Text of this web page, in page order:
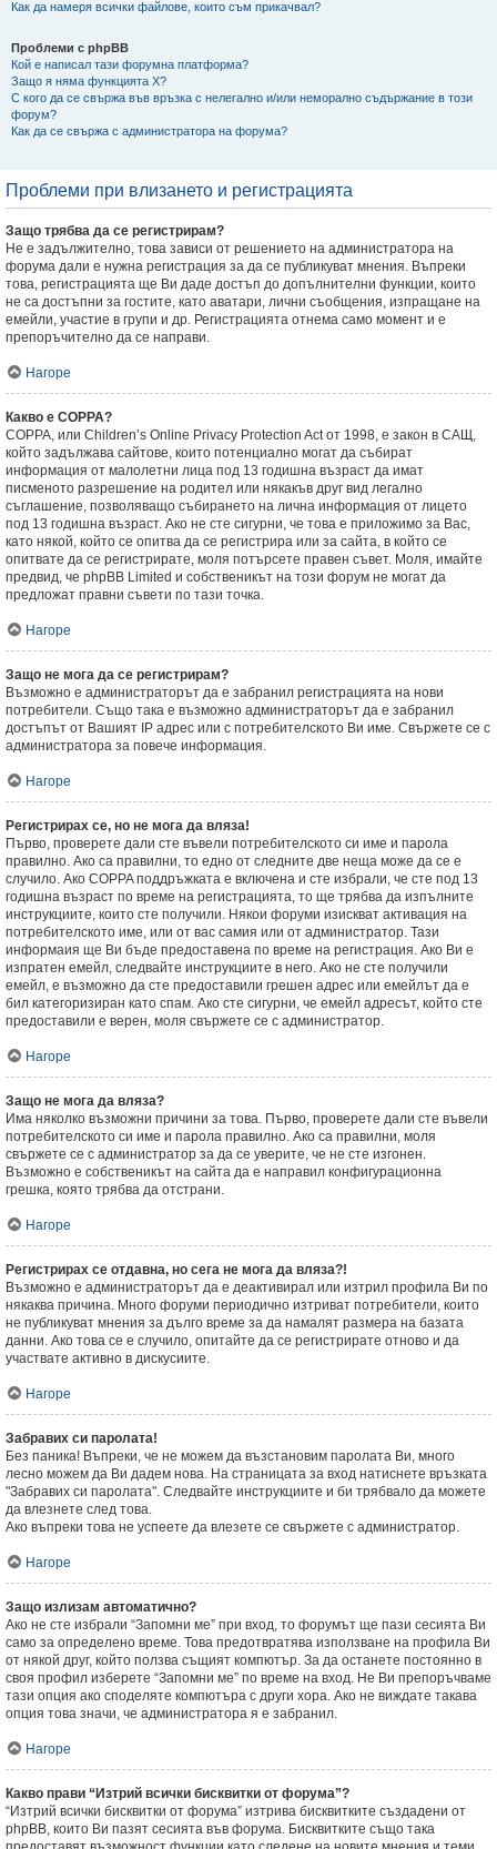
Как да намеря всички файлове, които съм прикачвал?
Проблеми с phpBB
Кой е написал тази форумна платформа?
Защо я няма функцията X?
С кого да се свържа във връзка с нелегално и/или неморално съдържание в този
форум?
Как да се свържа с администратора на форума?
Проблеми при влизането и регистрацията
Защо трябва да се регистрирам?
Не е задължително, това зависи от решението на администратора на
форума дали е нужна регистрация за да се публикуват мнения. Въпреки
това, регистрацията ще Ви даде достъп до допълнителни функции, които
не са достъпни за гостите, като аватари, лични съобщения, изпращане на
емейли, участие в групи и др. Регистрацията отнема само момент и е
препоръчително да се направи.
Нагоре
Какво е COPPA?
COPPA, или Children’s Online Privacy Protection Act от 1998, е закон в САЩ,
който задължава сайтове, които потенциално могат да събират
информация от малолетни лица под 13 годишна възраст да имат
писменото разрешение на родител или някакъв друг вид легално
съглашение, позволяващо събирането на лична информация от лицето
под 13 годишна възраст. Ако не сте сигурни, че това е приложимо за Вас,
като някой, който се опитва да се регистрира или за сайта, в който се
опитвате да се регистрирате, моля потърсете правен съвет. Моля, имайте
предвид, че phpBB Limited и собственикът на този форум не могат да
предложат правни съвети по тази точка.
Нагоре
Защо не мога да се регистрирам?
Възможно е администраторът да е забранил регистрацията на нови
потребители. Също така е възможно администраторът да е забранил
достъпът от Вашият IP адрес или с потребителското Ви име. Свържете се с
администратора за повече информация.
Нагоре
Регистрирах се, но не мога да вляза!
Първо, проверете дали сте въвели потребителското си име и парола
правилно. Ако са правилни, то едно от следните две неща може да се е
случило. Ако COPPA поддръжката е включена и сте избрали, че сте под 13
годишна възраст по време на регистрацията, то ще трябва да изпълните
инструкциите, които сте получили. Някои форуми изискват активация на
потребителското име, или от вас самия или от администратор. Тази
информаия ще Ви бъде предоставена по време на регистрация. Ако Ви е
изпратен емейл, следвайте инструкциите в него. Ако не сте получили
емейл, е възможно да сте предоставили грешен адрес или емейлът да е
бил категоризиран като спам. Ако сте сигурни, че емейл адресът, който сте
предоставили е верен, моля свържете се с администратор.
Нагоре
Защо не мога да вляза?
Има няколко възможни причини за това. Първо, проверете дали сте въвели
потребителското си име и парола правилно. Ако са правилни, моля
свържете се с администратор за да се уверите, че не сте изгонен.
Възможно е собственикът на сайта да е направил конфигурационна
грешка, която трябва да отстрани.
Нагоре
Регистрирах се отдавна, но сега не мога да вляза?!
Възможно е администраторът да е деактивирал или изтрил профила Ви по
някаква причина. Много форуми периодично изтриват потребители, които
не публикуват мнения за дълго време за да намалят размера на базата
данни. Ако това се е случило, опитайте да се регистрирате отново и да
участвате активно в дискусиите.
Нагоре
Забравих си паролата!
Без паника! Въпреки, че не можем да възстановим паролата Ви, много
лесно можем да Ви дадем нова. На страницата за вход натиснете връзката
"Забравих си паролата". Следвайте инструкциите и би трябвало да можете
да влезнете след това.
Ако въпреки това не успеете да влезете се свържете с администратор.
Нагоре
Защо излизам автоматично?
Ако не сте избрали “Запомни ме” при вход, то форумът ще пази сесията Ви
само за определено време. Това предотвратява използване на профила Ви
от някой друг, който ползва същият компютър. За да останете постоянно в
своя профил изберете “Запомни ме” по време на вход. Не Ви препоръчваме
тази опция ако споделяте компютъра с други хора. Ако не виждате такава
опция това значи, че администратора я е забранил.
Нагоре
Какво прави “Изтрий всички бисквитки от форума”?
“Изтрий всички бисквитки от форума” изтрива бисквитките създадени от
phpBB, които Ви пазят сесията във форума. Бисквитките също така